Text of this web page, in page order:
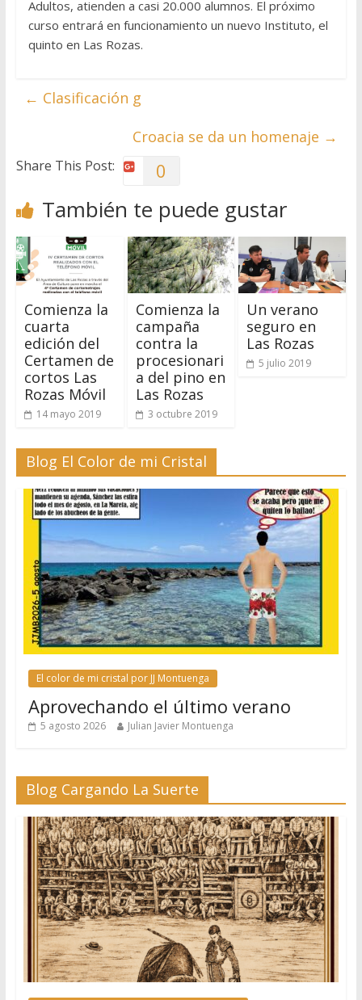
Adultos, atienden a casi 20.000 alumnos. El próximo
curso entrará en funcionamiento un nuevo Instituto, el
quinto en Las Rozas.
← Clasificación g
Croacia se da un homenaje →
Share This Post: 0
También te puede gustar
Comienza la
cuarta
edición del
Certamen de
cortos Las
Rozas Móvil
14 mayo 2019
Comienza la
campaña
contra la
procesionari
a del pino en
Las Rozas
3 octubre 2019
Un verano
seguro en
Las Rozas
5 julio 2019
Blog El Color de mi Cristal
El color de mi cristal por JJ Montuenga
Aprovechando el último verano
5 agosto 2026 Julian Javier Montuenga
Blog Cargando La Suerte